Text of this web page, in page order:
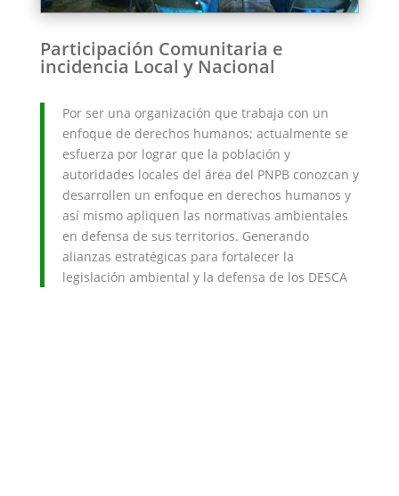
Participación Comunitaria e
incidencia Local y Nacional
Por ser una organización que trabaja con un
enfoque de derechos humanos; actualmente se
esfuerza por lograr que la población y
autoridades locales del área del PNPB conozcan y
desarrollen un enfoque en derechos humanos y
así mismo apliquen las normativas ambientales
en defensa de sus territorios. Generando
alianzas estratégicas para fortalecer la
legislación ambiental y la defensa de los DESCA